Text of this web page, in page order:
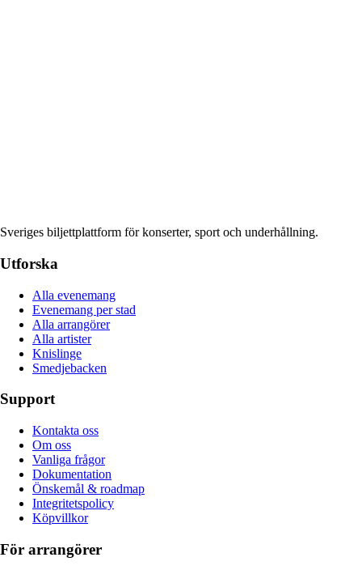
Sveriges biljettplattform för konserter, sport och underhållning.
Utforska
Alla evenemang
Evenemang per stad
Alla arrangörer
Alla artister
Knislinge
Smedjebacken
Support
Kontakta oss
Om oss
Vanliga frågor
Dokumentation
Önskemål & roadmap
Integritetspolicy
Köpvillkor
För arrangörer